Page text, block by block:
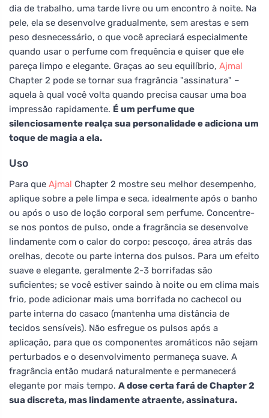
dia de trabalho, uma tarde livre ou um encontro à noite. Na
pele, ela se desenvolve gradualmente, sem arestas e sem
peso desnecessário, o que você apreciará especialmente
quando usar o perfume com frequência e quiser que ele
pareça limpo e elegante. Graças ao seu equilíbrio, Ajmal
Chapter 2 pode se tornar sua fragrância "assinatura" –
aquela à qual você volta quando precisa causar uma boa
impressão rapidamente. É um perfume que
silenciosamente realça sua personalidade e adiciona um
toque de magia a ela.
Uso
Para que Ajmal Chapter 2 mostre seu melhor desempenho,
aplique sobre a pele limpa e seca, idealmente após o banho
ou após o uso de loção corporal sem perfume. Concentre-
se nos pontos de pulso, onde a fragrância se desenvolve
lindamente com o calor do corpo: pescoço, área atrás das
orelhas, decote ou parte interna dos pulsos. Para um efeito
suave e elegante, geralmente 2-3 borrifadas são
suficientes; se você estiver saindo à noite ou em clima mais
frio, pode adicionar mais uma borrifada no cachecol ou
parte interna do casaco (mantenha uma distância de
tecidos sensíveis). Não esfregue os pulsos após a
aplicação, para que os componentes aromáticos não sejam
perturbados e o desenvolvimento permaneça suave. A
fragrância então mudará naturalmente e permanecerá
elegante por mais tempo. A dose certa fará de Chapter 2
sua discreta, mas lindamente atraente, assinatura.